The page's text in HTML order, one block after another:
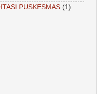
PUSKESMAS (1)